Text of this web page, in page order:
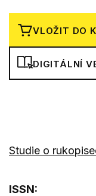
VLOŽIT DO
DIGITÁLNÍ
Studie o
ISSN: